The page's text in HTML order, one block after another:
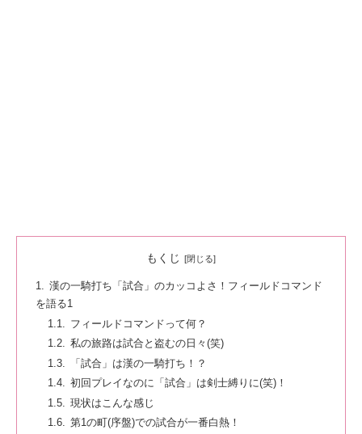
もくじ
漢の一騎打ち「試合」のカッコよさ！フィールドコマンド
を語る1
フィールドコマンドって何？
私の旅路は試合と盗むの日々(笑)
「試合」は漢の一騎打ち！？
初回プレイなのに「試合」は剣士縛りに(笑)！
現状はこんな感じ
第1の町(序盤)での試合が一番白熱！